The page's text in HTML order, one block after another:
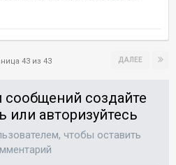
ДАЛЕЕ
43 из 43
сообщений создайте
или авторизуйтесь
чтобы оставить